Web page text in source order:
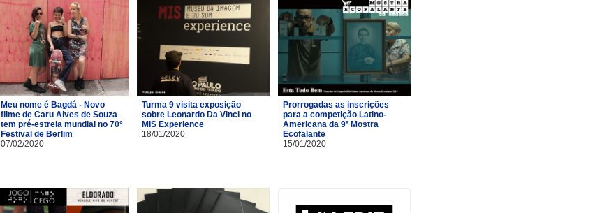
Meu nome é Bagdá - Novo
filme de Caru Alves de Souza
tem pré-estreia mundial no 70°
Festival de Berlim
07/02/2020
Turma 9 visita exposição
sobre Leonardo Da Vinci no
MIS Experience
18/01/2020
Prorrogadas as inscrições
para a competição Latino-
Americana da 9ª Mostra
Ecofalante
15/01/2020